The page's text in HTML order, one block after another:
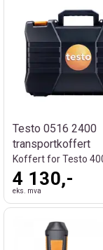
Testo 0516 2400
transportkoffert
4 130,-
eks. mva